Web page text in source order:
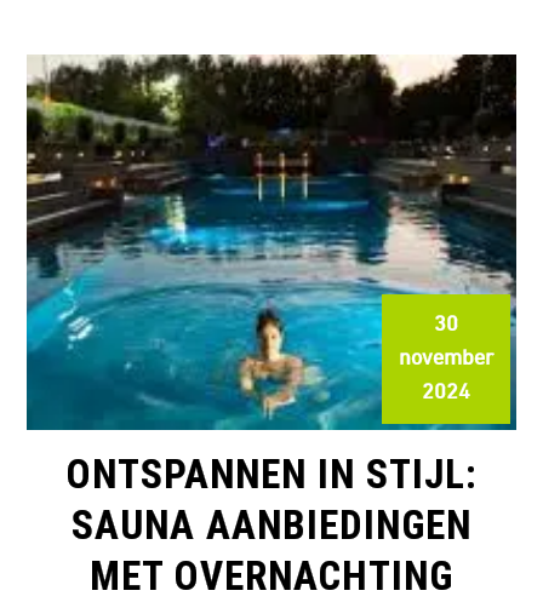
30
november
2024
ONTSPANNEN IN STIJL:
SAUNA AANBIEDINGEN
MET OVERNACHTING